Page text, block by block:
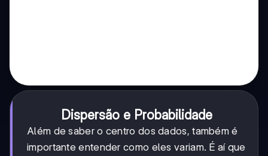
Dispersão e Probabilidade
Além de saber o centro dos dados, também é
importante entender como eles variam. É aí que